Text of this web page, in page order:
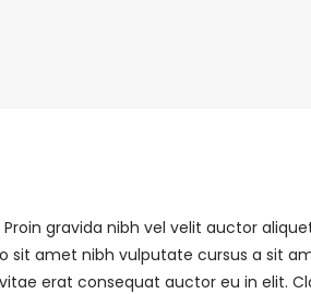
gravida nibh vel velit auctor
sit amet nibh vulputate cursus a sit
erat consequat auctor eu in elit.